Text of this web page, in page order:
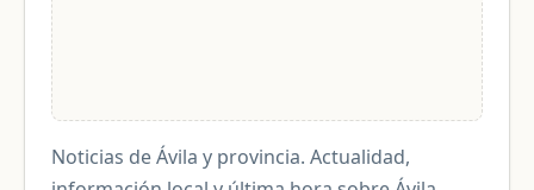
Noticias de Ávila y provincia. Actualidad,